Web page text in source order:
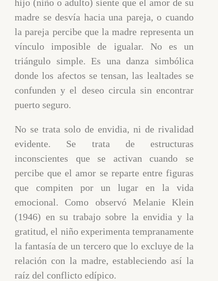
hijo (niño o adulto) siente que el amor de su
madre se desvía hacia una pareja, o cuando
la pareja percibe que la madre representa un
vínculo imposible de igualar. No es un
triángulo simple. Es una danza simbólica
donde los afectos se tensan, las lealtades se
confunden y el deseo circula sin encontrar
puerto seguro.
No se trata solo de envidia, ni de rivalidad
evidente. Se trata de estructuras
inconscientes que se activan cuando se
percibe que el amor se reparte entre figuras
que compiten por un lugar en la vida
emocional. Como observó Melanie Klein
(1946) en su trabajo sobre la envidia y la
gratitud, el niño experimenta tempranamente
la fantasía de un tercero que lo excluye de la
relación con la madre, estableciendo así la
raíz del conflicto edípico.